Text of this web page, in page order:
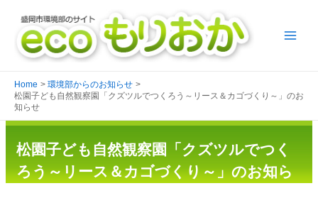
Home
環境部からのお知らせ
松園子ども自然観察園「クズツルでつくろう～リース＆カゴづくり～」のお
知らせ
松園子ども自然観察園「クズツルでつく
ろう～リース＆カゴづくり～」のお知ら